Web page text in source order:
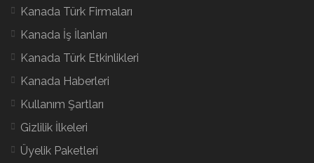
Kanada Türk Firmaları
Kanada İş İlanları
Kanada Türk Etkinlikleri
Kanada Haberleri
Kullanım Şartları
Gizlilik İlkeleri
Üyelik Paketleri